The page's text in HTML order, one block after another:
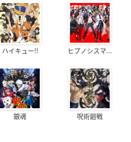
ハイキュー!! ヒプノシスマ...
銀魂 呪術廻戦